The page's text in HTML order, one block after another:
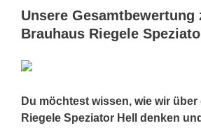
Unsere Gesamtbewertung
Brauhaus Riegele
Du möchtest wissen, wie wir
Riegele Speziator Hell denken